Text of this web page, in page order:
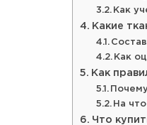
Как
Какие
Как
Как
На
Что